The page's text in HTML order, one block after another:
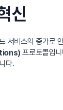
신
서비스의 증가
프로토콜입
다.